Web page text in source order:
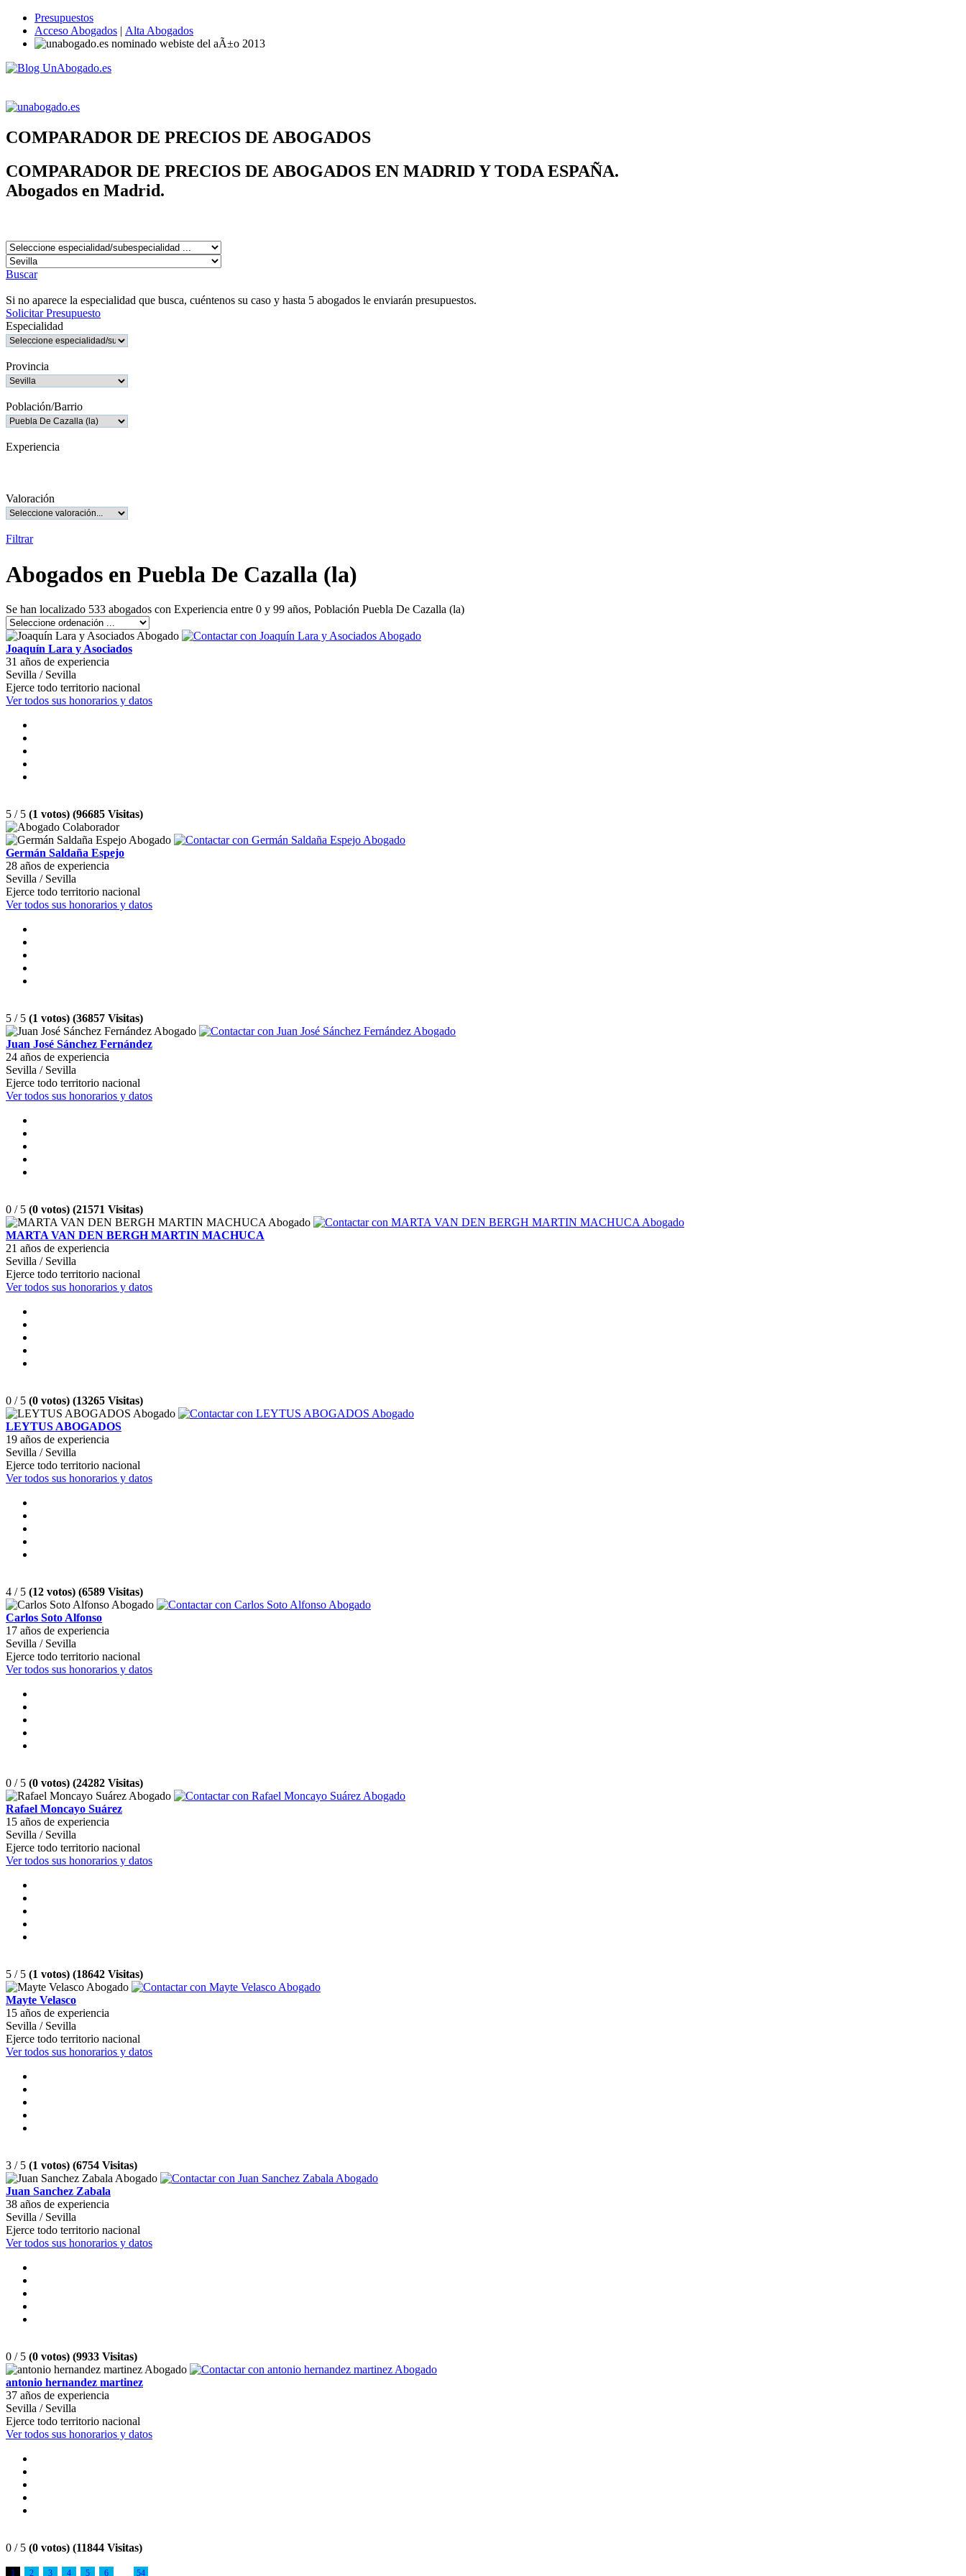
Presupuestos
Acceso Abogados | Alta Abogados
COMPARADOR DE PRECIOS DE ABOGADOS
COMPARADOR DE PRECIOS DE ABOGADOS EN MADRID Y TODA ESPAÑA.
Abogados en Madrid.
Buscar
Si no aparece la especialidad que busca, cuéntenos su caso y hasta 5 abogados le enviarán presupuestos.
Solicitar Presupuesto
Especialidad
Provincia
Población/Barrio
Experiencia
Valoración
Filtrar
Abogados en Puebla De Cazalla (la)
Se han localizado 533 abogados con Experiencia entre 0 y 99 años, Población Puebla De Cazalla (la)
Joaquín Lara y Asociados
31 años de experiencia
Sevilla / Sevilla
Ejerce todo territorio nacional
Ver todos sus honorarios y datos
5 / 5 (1 votos) (96685 Visitas)
Germán Saldaña Espejo
28 años de experiencia
Sevilla / Sevilla
Ejerce todo territorio nacional
Ver todos sus honorarios y datos
5 / 5 (1 votos) (36857 Visitas)
Juan José Sánchez Fernández
24 años de experiencia
Sevilla / Sevilla
Ejerce todo territorio nacional
Ver todos sus honorarios y datos
0 / 5 (0 votos) (21571 Visitas)
MARTA VAN DEN BERGH MARTIN MACHUCA
21 años de experiencia
Sevilla / Sevilla
Ejerce todo territorio nacional
Ver todos sus honorarios y datos
0 / 5 (0 votos) (13265 Visitas)
LEYTUS ABOGADOS
19 años de experiencia
Sevilla / Sevilla
Ejerce todo territorio nacional
Ver todos sus honorarios y datos
4 / 5 (12 votos) (6589 Visitas)
Carlos Soto Alfonso
17 años de experiencia
Sevilla / Sevilla
Ejerce todo territorio nacional
Ver todos sus honorarios y datos
0 / 5 (0 votos) (24282 Visitas)
Rafael Moncayo Suárez
15 años de experiencia
Sevilla / Sevilla
Ejerce todo territorio nacional
Ver todos sus honorarios y datos
5 / 5 (1 votos) (18642 Visitas)
Mayte Velasco
15 años de experiencia
Sevilla / Sevilla
Ejerce todo territorio nacional
Ver todos sus honorarios y datos
3 / 5 (1 votos) (6754 Visitas)
Juan Sanchez Zabala
38 años de experiencia
Sevilla / Sevilla
Ejerce todo territorio nacional
Ver todos sus honorarios y datos
0 / 5 (0 votos) (9933 Visitas)
antonio hernandez martinez
37 años de experiencia
Sevilla / Sevilla
Ejerce todo territorio nacional
Ver todos sus honorarios y datos
0 / 5 (0 votos) (11844 Visitas)
1 2 3 4 5 6 54